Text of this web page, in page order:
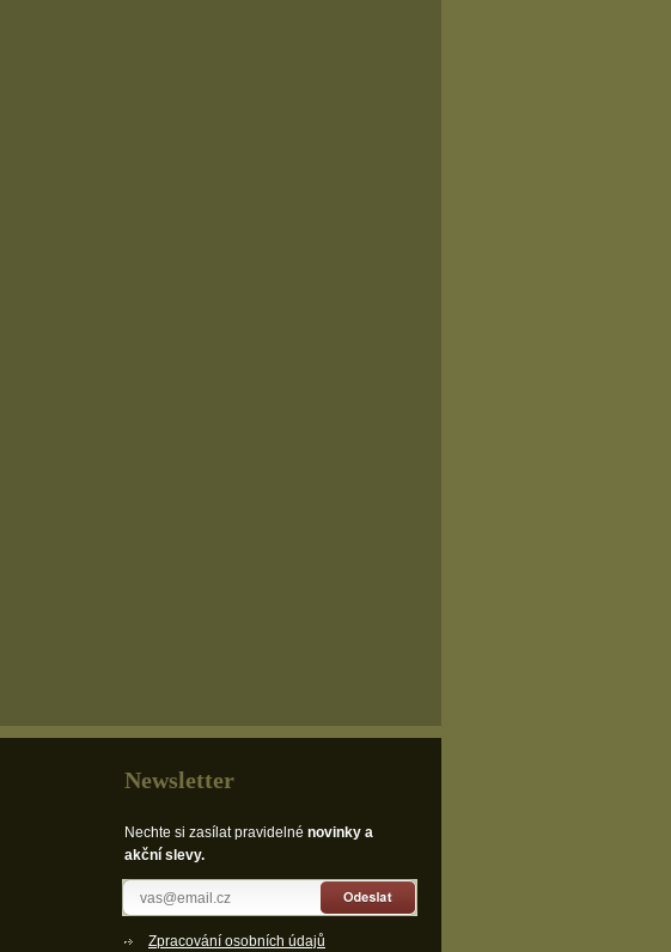
Newsletter
Nechte si zasílat pravidelné novinky a
akční slevy.
Zpracování osobních údajů